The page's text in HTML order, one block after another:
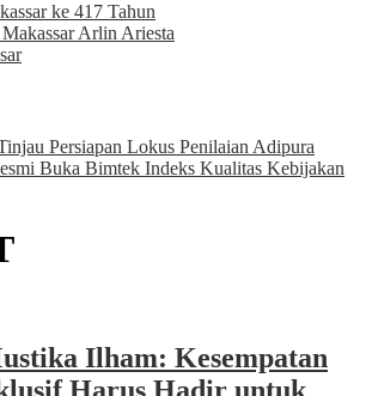
ke 417 Tahun
Arlin Ariesta
Persiapan Lokus Penilaian Adipura
Buka Bimtek Indeks Kualitas Kebijakan
Ilham: Kesempatan